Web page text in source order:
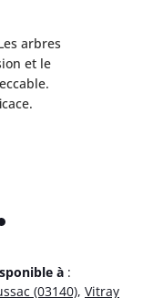
arbres
et le
à :
(03140), Vitray